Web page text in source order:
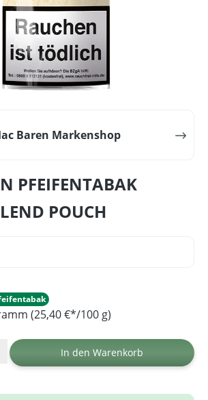
Baren Markenshop
PFEIFENTABAK
POUCH
(25,40 €*/100 g)
Gib den gewünschten
In den Warenkorb